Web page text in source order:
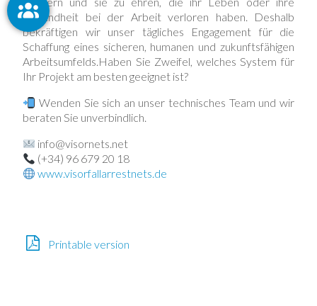
Gesundheit bei der Arbeit verloren haben. Deshalb
bekräftigen wir unser tägliches Engagement für die
Schaffung eines sicheren, humanen und zukunftsfähigen
Arbeitsumfelds.Haben Sie Zweifel, welches System für
Ihr Projekt am besten geeignet ist?
Wenden Sie sich an unser technisches Team und wir
beraten Sie unverbindlich.
info@visornets.net
(+34) 96 679 20 18
www.visorfallarrestnets.de
Printable version